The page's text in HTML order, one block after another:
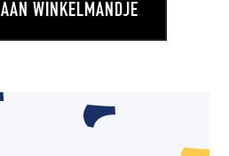
TOEVOEGEN AAN WINKELMANDJE